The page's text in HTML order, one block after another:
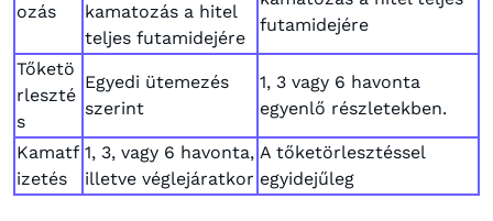
ozás
kamatozás a hitel
teljes futamidejére
futamidejére
Tőketö
rleszté
s
Egyedi ütemezés
szerint
1, 3 vagy 6 havonta
egyenlő részletekben.
Kamatf
izetés
1, 3, vagy 6 havonta,
illetve véglejáratkor
A tőketörlesztéssel
egyidejűleg